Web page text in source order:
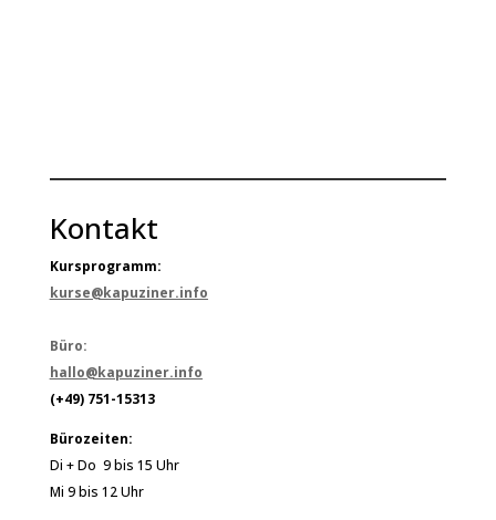
Kontakt
Kursprogramm:
kurse@kapuziner.info
Büro:
hallo@kapuziner.info
(+49) 751-15313
Bürozeiten:
Di + Do 9 bis 15 Uhr
Mi 9 bis 12 Uhr